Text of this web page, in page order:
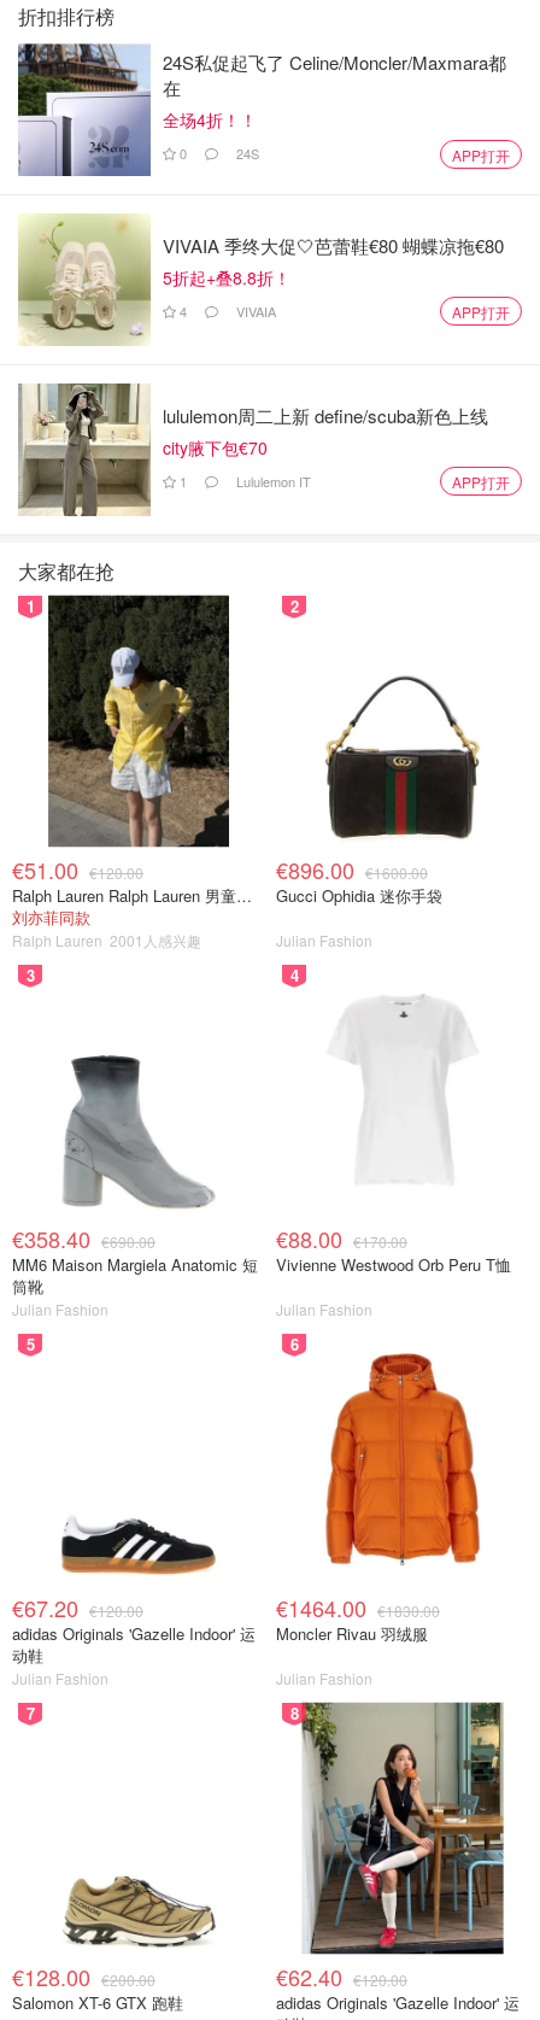
折扣排行榜
24S私促起飞了 Celine/Moncler/Maxmara都
在
全场4折！！
0 24S APP打开
VIVAIA 季终大促🤍芭蕾鞋€80 蝴蝶凉拖€80
5折起+叠8.8折！
4 VIVAIA APP打开
lululemon周二上新 define/scuba新色上线
city腋下包€70
1 Lululemon IT APP打开
大家都在抢
1
€51.00 €120.00
Ralph Lauren Ralph Lauren 男童亚麻衬衫
刘亦菲同款
Ralph Lauren 2001人感兴趣
2
€896.00 €1600.00
Gucci Ophidia 迷你手袋
Julian Fashion
3
€358.40 €690.00
MM6 Maison Margiela Anatomic 短
筒靴
Julian Fashion
4
€88.00 €170.00
Vivienne Westwood Orb Peru T恤
Julian Fashion
5
€67.20 €120.00
adidas Originals 'Gazelle Indoor' 运
动鞋
Julian Fashion
6
€1464.00 €1830.00
Moncler Rivau 羽绒服
Julian Fashion
7
€128.00 €200.00
Salomon XT-6 GTX 跑鞋
8
€62.40 €120.00
adidas Originals 'Gazelle Indoor' 运